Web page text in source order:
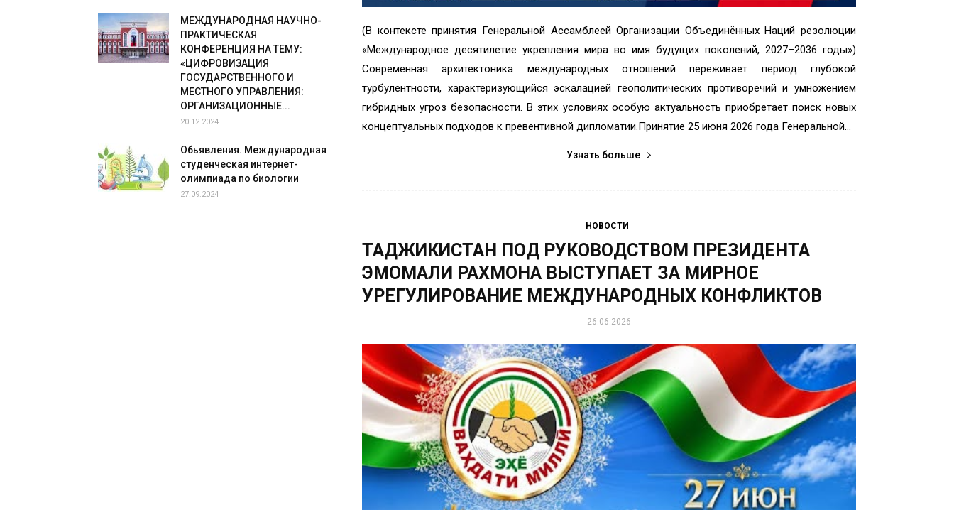
(В контексте принятия Генеральной Ассамблеей Организации Объединённых Наций резолюции
«Международное десятилетие укрепления мира во имя будущих поколений, 2027–2036 годы»)
Современная архитектоника международных отношений переживает период глубокой
турбулентности, характеризующийся эскалацией геополитических противоречий и умножением
гибридных угроз безопасности. В этих условиях особую актуальность приобретает поиск новых
концептуальных подходов к превентивной дипломатии.Принятие 25 июня 2026 года Генеральной...
Узнать больше
НОВОСТИ
ТАДЖИКИСТАН ПОД РУКОВОДСТВОМ ПРЕЗИДЕНТА
ЭМОМАЛИ РАХМОНА ВЫСТУПАЕТ ЗА МИРНОЕ
УРЕГУЛИРОВАНИЕ МЕЖДУНАРОДНЫХ КОНФЛИКТОВ
26.06.2026
МЕЖДУНАРОДНАЯ НАУЧНО-
ПРАКТИЧЕСКАЯ
КОНФЕРЕНЦИЯ НА ТЕМУ:
«ЦИФРОВИЗАЦИЯ
ГОСУДАРСТВЕННОГО И
МЕСТНОГО УПРАВЛЕНИЯ:
ОРГАНИЗАЦИОННЫЕ...
20.12.2024
Обьявления. Международная
студенческая интернет-
олимпиада по биологии
27.09.2024